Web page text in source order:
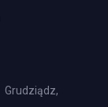
Grudziądz,